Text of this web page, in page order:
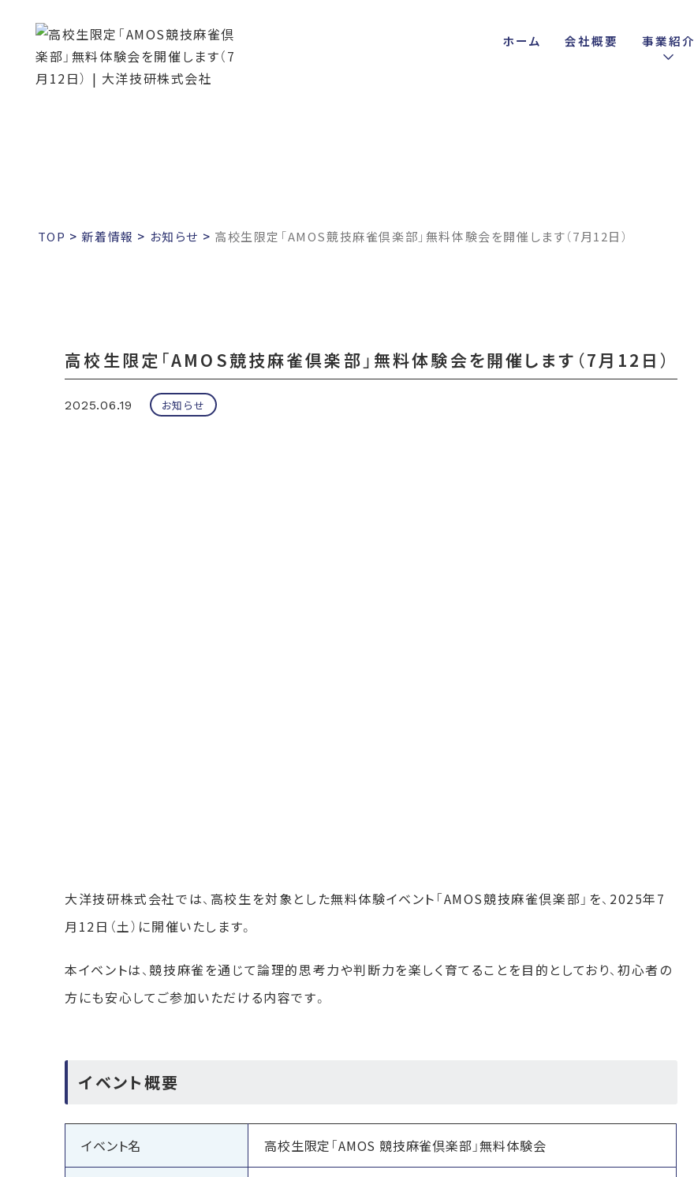
ホーム 会社概要 事業紹介
TOP > 新着情報 > お知らせ > 高校生限定「AMOS競技麻雀倶楽部」無料体験会を開催します（7月12日）
高校生限定「AMOS競技麻雀倶楽部」無料体験会を開催します（7月12日）
2025.06.19 お知らせ
大洋技研株式会社では、高校生を対象とした無料体験イベント「AMOS競技麻雀倶楽部」を、2025年7
月12日（土）に開催いたします。
本イベントは、競技麻雀を通じて論理的思考力や判断力を楽しく育てることを目的としており、初心者の
方にも安心してご参加いただける内容です。
イベント概要
イベント名 高校生限定「AMOS 競技麻雀倶楽部」無料体験会